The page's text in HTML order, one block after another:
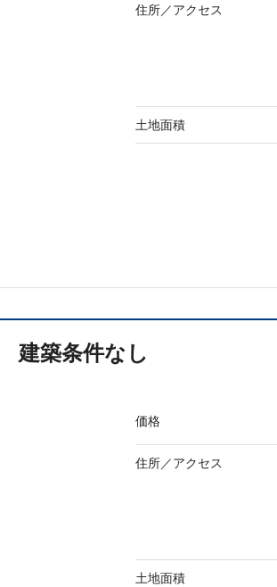
住所／アクセス
土地面積
建築条件なし
価格
住所／アクセス
土地面積